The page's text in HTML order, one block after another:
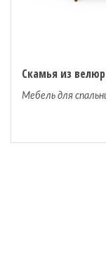
Мебель для